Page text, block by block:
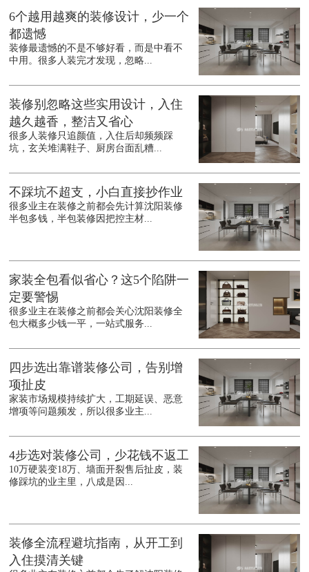
6个越用越爽的装修设计，少一个
都遗憾
装修最遗憾的不是不够好看，而是中看不
中用。很多人装完才发现，忽略...
装修别忽略这些实用设计，入住
越久越香，整洁又省心
很多人装修只追颜值，入住后却频频踩
坑，玄关堆满鞋子、厨房台面乱糟...
不踩坑不超支，小白直接抄作业
很多业主在装修之前都会先计算沈阳装修
半包多钱，半包装修因把控主材...
家装全包看似省心？这5个陷阱一
定要警惕
很多业主在装修之前都会关心沈阳装修全
包大概多少钱一平，一站式服务...
四步选出靠谱装修公司，告别增
项扯皮
家装市场规模持续扩大，工期延误、恶意
增项等问题频发，所以很多业主...
4步选对装修公司，少花钱不返工
10万硬装变18万、墙面开裂售后扯皮，装
修踩坑的业主里，八成是因...
装修全流程避坑指南，从开工到
入住摸清关键